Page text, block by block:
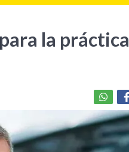
la práctica